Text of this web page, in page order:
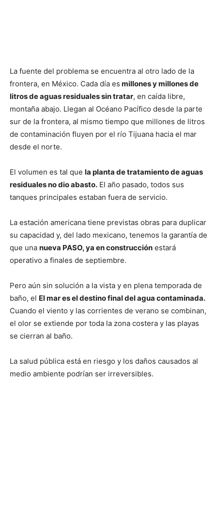
La fuente del problema se encuentra al otro lado de la
frontera, en México. Cada día es millones y millones de
litros de aguas residuales sin tratar, en caída libre,
montaña abajo. Llegan al Océano Pacífico desde la parte
sur de la frontera, al mismo tiempo que millones de litros
de contaminación fluyen por el río Tijuana hacia el mar
desde el norte.
El volumen es tal que la planta de tratamiento de aguas
residuales no dio abasto. El año pasado, todos sus
tanques principales estaban fuera de servicio.
La estación americana tiene previstas obras para duplicar
su capacidad y, del lado mexicano, tenemos la garantía de
que una nueva PASO, ya en construcción estará
operativo a finales de septiembre.
Pero aún sin solución a la vista y en plena temporada de
baño, el El mar es el destino final del agua contaminada.
Cuando el viento y las corrientes de verano se combinan,
el olor se extiende por toda la zona costera y las playas
se cierran al baño.
La salud pública está en riesgo y los daños causados ​​al
medio ambiente podrían ser irreversibles.